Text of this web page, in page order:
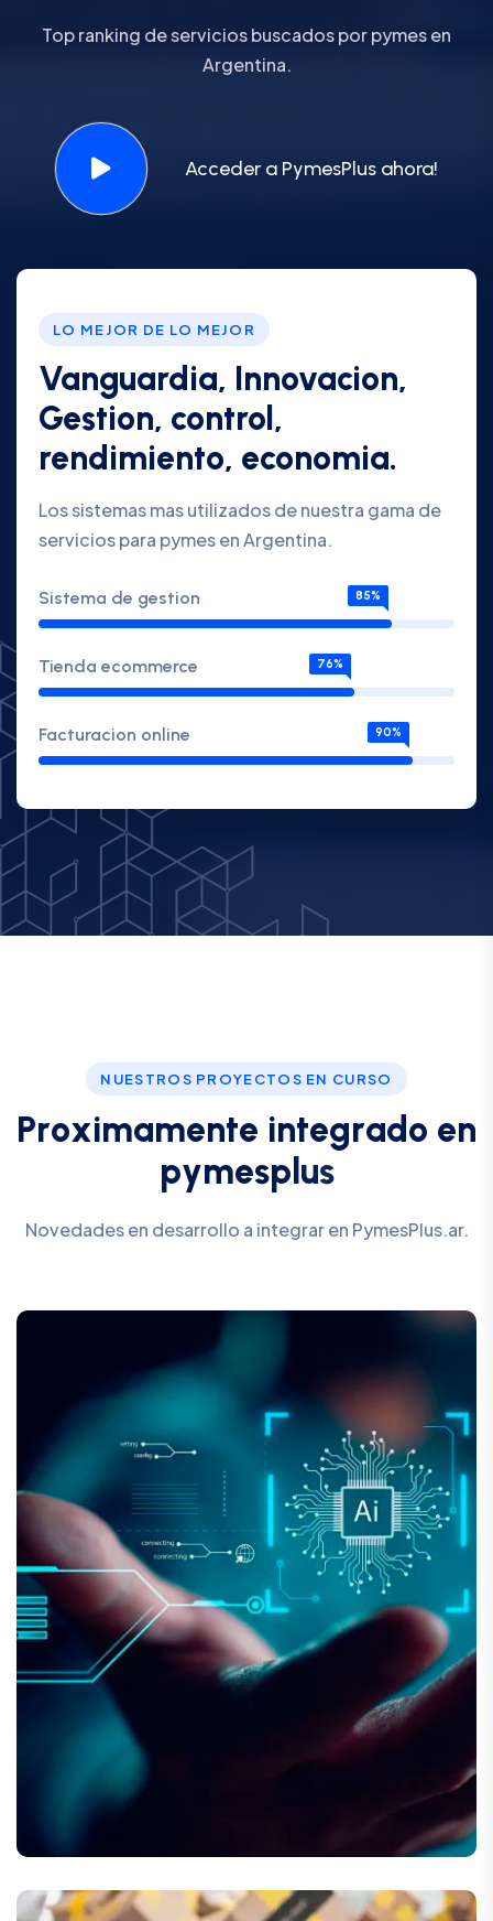
Top ranking de servicios buscados por pymes en
Argentina.
Acceder a PymesPlus ahora!
LO MEJOR DE LO MEJOR
Vanguardia, Innovacion,
Gestion, control,
rendimiento, economia.
Los sistemas mas utilizados de nuestra gama de
servicios para pymes en Argentina.
Sistema de gestion 85%
Tienda ecommerce 76%
Facturacion online 90%
NUESTROS PROYECTOS EN CURSO
Proximamente integrado en
pymesp us
Novedades en desarrollo a integrar en PymesPlus.ar.